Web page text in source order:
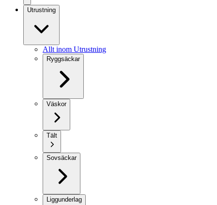
Utrustning
Allt inom Utrustning
Ryggsäckar
Väskor
Tält
Sovsäckar
Liggunderlag